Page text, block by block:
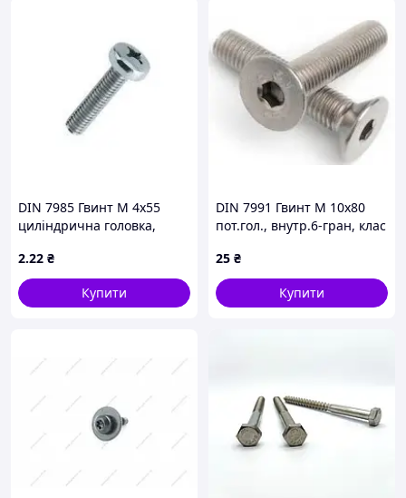
DIN 7985 Гвинт М 4х55
циліндрична головка,
2.22 ₴
Купити
DIN 7991 Гвинт М 10х80
пот.гол., внутр.6-гран, клас
оцинкований
25 ₴
Купити